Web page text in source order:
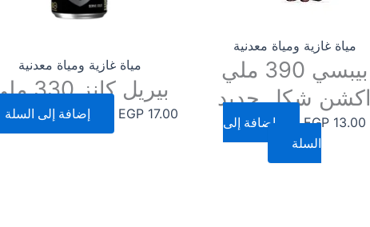
مياة غازية ومياة معدنية
بيبسي 390 ملي
اكشن شكل جديد
EGP 13.00
إضافة إلى
السلة
مياة غازية ومياة معدنية
بيريل كانز 330 ملي
EGP 17.00 إضافة إلى السلة